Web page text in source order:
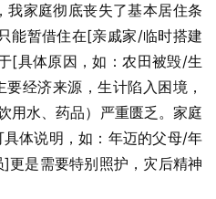
我家庭彻底丧失了基本居住条
能暂借住在[亲戚家/临时搭建
[具体原因，如：农田被毁/生
经济来源，生计陷入困境，
用水、药品）严重匮乏。家庭
体说明，如：年迈的父母/年
更是需要特别照护，灾后精神